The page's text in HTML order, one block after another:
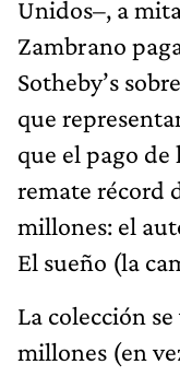
Unidos–, a
Zambrano
Sotheby’s
que
que el pago
remate récord
millones: el
El sueño (la
La colección
millones (en